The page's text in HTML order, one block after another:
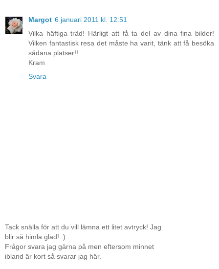
Margot 6 januari 2011 kl. 12:51
Vilka häftiga träd! Härligt att få ta del av dina fina bilder!
Vilken fantastisk resa det måste ha varit, tänk att få besöka
sådana platser!!
Kram
Svara
Tack snälla för att du vill lämna ett litet avtryck! Jag
blir så himla glad! :)
Frågor svara jag gärna på men eftersom minnet
ibland är kort så svarar jag här.